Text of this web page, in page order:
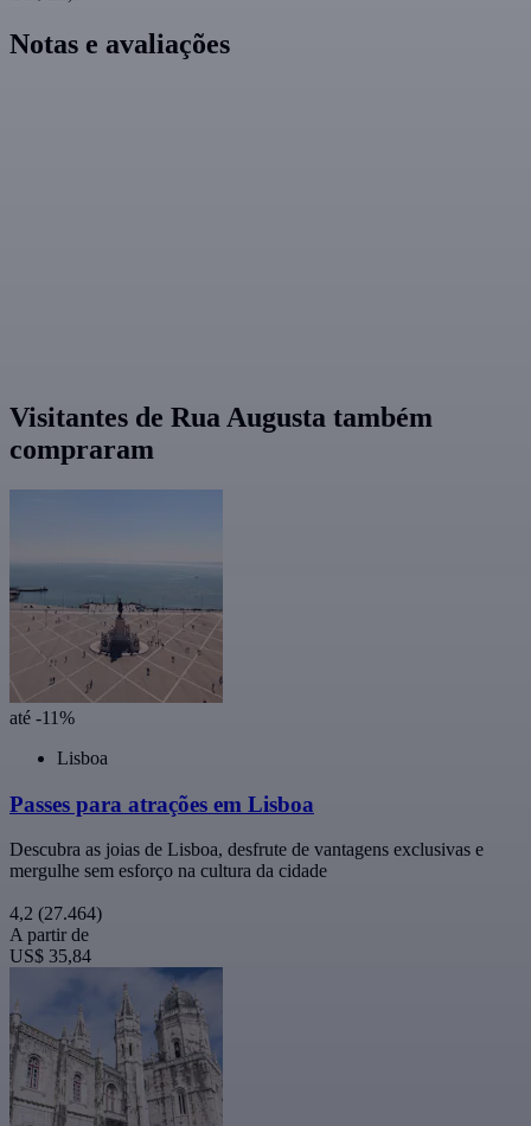
Notas e avaliações
Visitantes de Rua Augusta também
compraram
até -11%
Lisboa
Passes para atrações em Lisboa
Descubra as joias de Lisboa, desfrute de vantagens exclusivas e
mergulhe sem esforço na cultura da cidade
4,2 (27.464)
A partir de
US$ 35,84